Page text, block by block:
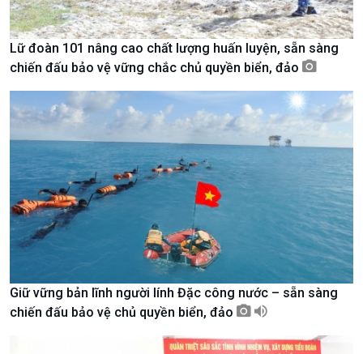
Tin Đời sống & Xã hội
360 độ Sức khỏe
Chuyển đổi Xanh
Khoa học & Công nghệ
Tin Khoa học & Công nghệ
Kết nối công nghệ
Sống chung với biến đổi
khí hậu
Lữ đoàn 101 nâng cao chất lượng huấn luyện, sẵn sàng
chiến đấu bảo vệ vững chắc chủ quyền biển, đảo
Giữ vững bản lĩnh người lính Đặc công nước – sẵn sàng
chiến đấu bảo vệ chủ quyền biển, đảo